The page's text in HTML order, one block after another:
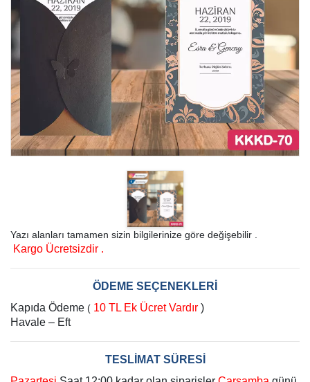
Yazı alanları tamamen sizin bilgilerinize göre değişebilir .
Kargo Ücretsizdir .
ÖDEME SEÇENEKLERİ
Kapıda Ödeme ( 10 TL Ek Ücret Vardır )
Havale – Eft
TESLİMAT SÜRESİ